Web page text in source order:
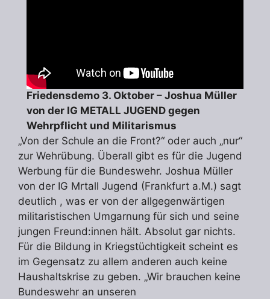
Friedensdemo 3. Oktober – Joshua Müller
von der IG METALL JUGEND gegen
Wehrpflicht und Militarismus
„Von der Schule an die Front?“ oder auch „nur“
zur Wehrübung. Überall gibt es für die Jugend
Werbung für die Bundeswehr. Joshua Müller
von der IG Mrtall Jugend (Frankfurt a.M.) sagt
deutlich , was er von der allgegenwärtigen
militaristischen Umgarnung für sich und seine
jungen Freund:innen hält. Absolut gar nichts.
Für die Bildung in Kriegstüchtigkeit scheint es
im Gegensatz zu allem anderen auch keine
Haushaltskrise zu geben. „Wir brauchen keine
Bundeswehr an unseren